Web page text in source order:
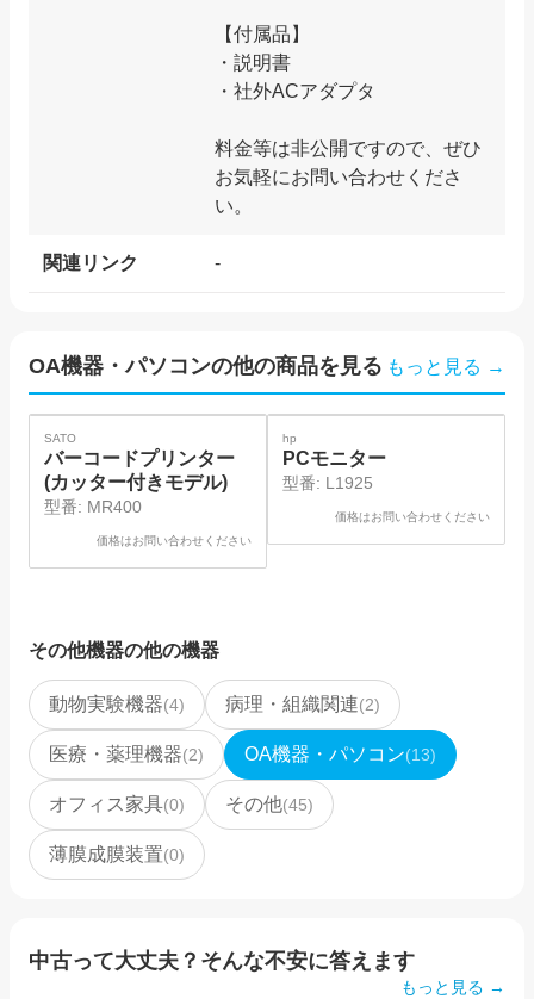
【付属品】
・説明書
・社外ACアダプタ
料金等は非公開ですので、ぜひ
お気軽にお問い合わせくださ
い。
関連リンク -
OA機器・パソコンの他の商品を見る もっと見る →
SATO
バーコードプリンター
(カッター付きモデル)
型番: MR400
価格はお問い合わせください
SOLD
hp
PCモニター
型番: L1925
価格はお問い合わせください
その他機器の他の機器
動物実験機器(4) 病理・組織関連(2)
医療・薬理機器(2) OA機器・パソコン(13)
オフィス家具(0) その他(45)
薄膜成膜装置(0)
中古って大丈夫？そんな不安に答えます
もっと見る →